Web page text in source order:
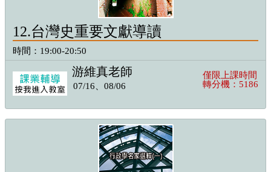
12.台灣史重要文獻導讀
時間：19:00-20:50
游維真老師
僅限上課時間
轉分機：5186
07/16、08/06